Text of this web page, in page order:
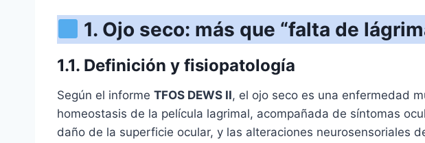
1. Ojo seco: más que “falta de
1.1. Definición y fisiopatología
Según el informe TFOS DEWS II, el ojo seco es una enfermedad
homeostasis de la película lagrimal, acompañada de síntomas
daño de la superficie ocular, y las alteraciones neurosensoriales